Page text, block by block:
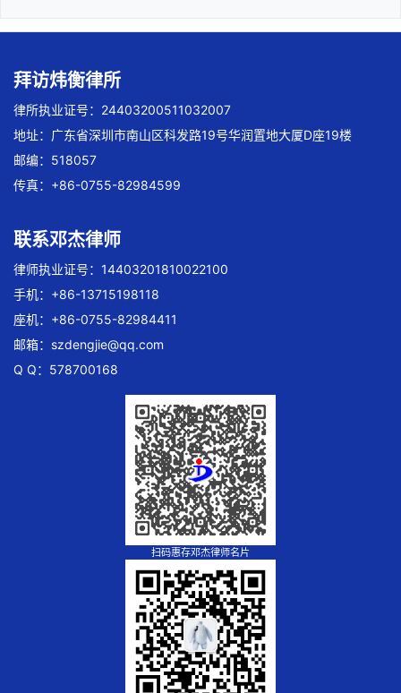
拜访炜衡律所
律所执业证号：24403200511032007
地址：广东省深圳市南山区科发路19号华润置地大厦D座19楼
邮编：518057
传真：+86-0755-82984599
联系邓杰律师
律师执业证号：14403201810022100
手机：+86-13715198118
座机：+86-0755-82984411
邮箱： szdengjie@qq.com
Q Q：578700168
扫码惠存邓杰律师名片